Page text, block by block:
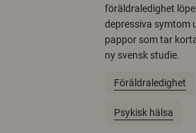
föräldraledighet
depressiva symtom
pappor som tar
ny svensk studie.
Föräldraledighet
Psykisk hälsa